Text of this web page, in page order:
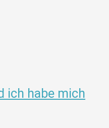
ich habe mich